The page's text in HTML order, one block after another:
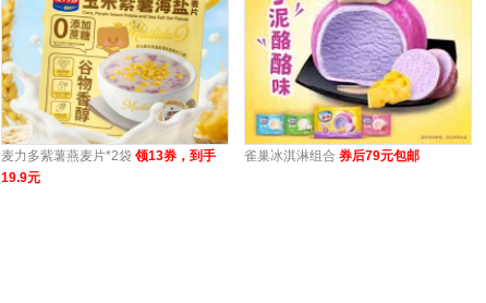
麦力多紫薯燕麦片*2袋 领13券，到手
19.9元
雀巢冰淇淋组合 券后79元包邮